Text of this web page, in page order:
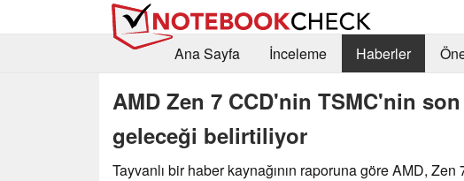
Ana Sayfa
İnceleme Haberler
AMD Zen 7 CCD'nin TSMC'nin
geleceği belirtiliyor
Tayvanlı bir haber kaynağının raporuna göre AMD, Zen